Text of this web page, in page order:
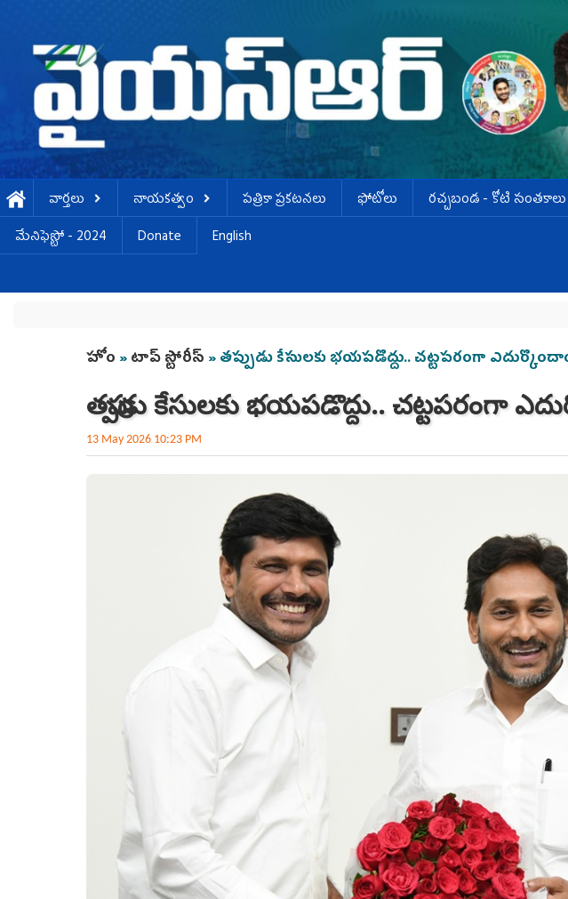
వార్తలు నాయకత్వం పత్రికా ప్రకటనలు ఫోటోలు ర‌చ్చ‌బండ‌ - కోటి సంత‌కాలు
మేనిఫెస్టో - 2024
Donate English
You are here
హోం »టాప్ స్టోరీస్ » తప్పుడు కేసులకు భయపడొద్దు.. చట్టపరంగా
తప్పుడు కేసులకు భయపడొద్దు.. చట్టపరంగా
13 May 2026 10:23 PM